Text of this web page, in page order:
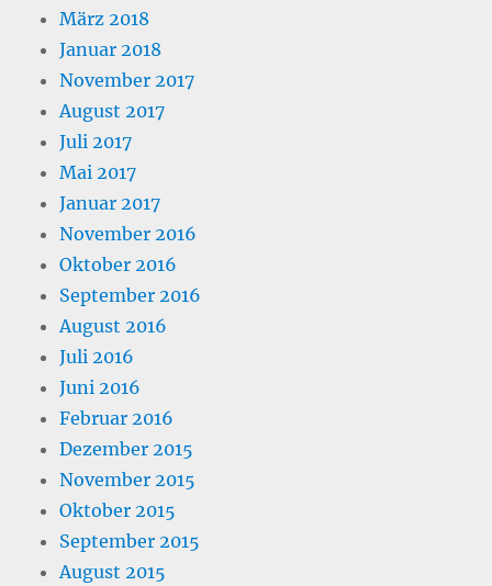
März 2018
Januar 2018
November 2017
August 2017
Juli 2017
Mai 2017
Januar 2017
November 2016
Oktober 2016
September 2016
August 2016
Juli 2016
Juni 2016
Februar 2016
Dezember 2015
November 2015
Oktober 2015
September 2015
August 2015